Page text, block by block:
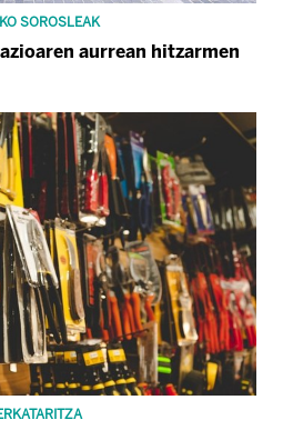
SOROSLEAK
aurrean hitzarmen